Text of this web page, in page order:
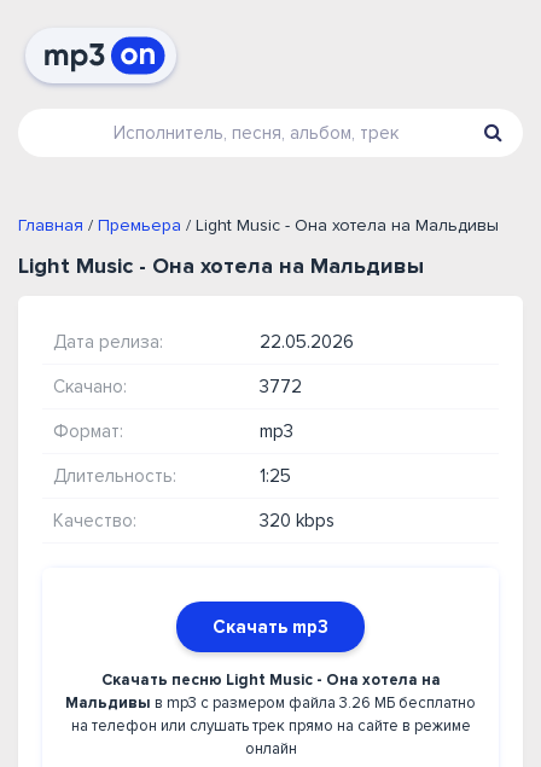
Главная / Премьера / Light Music - Она хотела на Мальдивы
Light Music - Она хотела на Мальдивы
Дата релиза: 22.05.2026
Скачано: 3772
Формат: mp3
Длительность: 1:25
Качество: 320 kbps
Скачать mp3
Скачать песню Light Music - Она хотела на
Мальдивы в mp3 с размером файла 3.26 МБ бесплатно
на телефон или слушать трек прямо на сайте в режиме
онлайн